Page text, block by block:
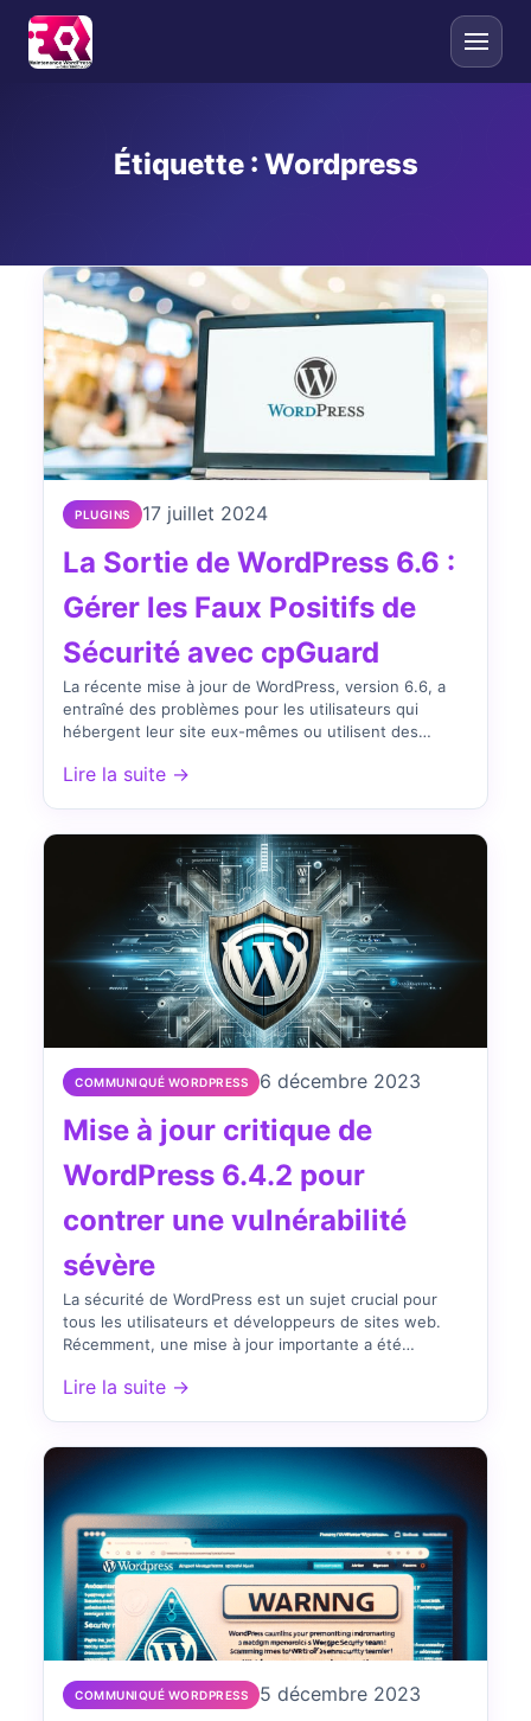
Étiquette : Wordpress
PLUGINS 17 juillet 2024
La Sortie de WordPress 6.6 :
Gérer les Faux Positifs de
Sécurité avec cpGuard
La récente mise à jour de WordPress, version 6.6, a
entraîné des problèmes pour les utilisateurs qui
hébergent leur site eux-mêmes ou utilisent des
Lire la suite →
COMMUNIQUÉ WORDPRESS 6 décembre 2023
Mise à jour critique de
WordPress 6.4.2 pour
contrer une vulnérabilité
sévère
La sécurité de WordPress est un sujet crucial pour
tous les utilisateurs et développeurs de sites web.
Récemment, une mise à jour importante a été…
Lire la suite →
COMMUNIQUÉ WORDPRESS 5 décembre 2023